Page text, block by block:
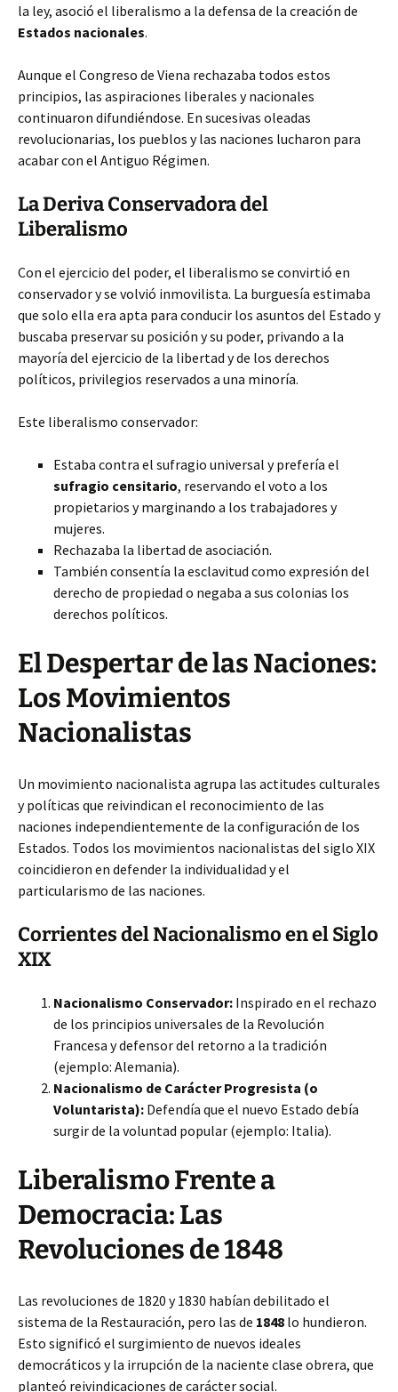
la ley, asoció el liberalismo a la defensa de la creación de
Estados nacionales.
Aunque el Congreso de Viena rechazaba todos estos
principios, las aspiraciones liberales y nacionales
continuaron difundiéndose. En sucesivas oleadas
revolucionarias, los pueblos y las naciones lucharon para
acabar con el Antiguo Régimen.
La Deriva Conservadora del
Liberalismo
Con el ejercicio del poder, el liberalismo se convirtió en
conservador y se volvió inmovilista. La burguesía estimaba
que solo ella era apta para conducir los asuntos del Estado y
buscaba preservar su posición y su poder, privando a la
mayoría del ejercicio de la libertad y de los derechos
políticos, privilegios reservados a una minoría.
Este liberalismo conservador:
Estaba contra el sufragio universal y prefería el
sufragio censitario, reservando el voto a los
propietarios y marginando a los trabajadores y
mujeres.
Rechazaba la libertad de asociación.
También consentía la esclavitud como expresión del
derecho de propiedad o negaba a sus colonias los
derechos políticos.
El Despertar de las Naciones:
Los Movimientos
Nacionalistas
Un movimiento nacionalista agrupa las actitudes culturales
y políticas que reivindican el reconocimiento de las
naciones independientemente de la configuración de los
Estados. Todos los movimientos nacionalistas del siglo XIX
coincidieron en defender la individualidad y el
particularismo de las naciones.
Corrientes del Nacionalismo en el Siglo
XIX
Nacionalismo Conservador: Inspirado en el rechazo
de los principios universales de la Revolución
Francesa y defensor del retorno a la tradición
(ejemplo: Alemania).
Nacionalismo de Carácter Progresista (o
Voluntarista): Defendía que el nuevo Estado debía
surgir de la voluntad popular (ejemplo: Italia).
Liberalismo Frente a
Democracia: Las
Revoluciones de 1848
Las revoluciones de 1820 y 1830 habían debilitado el
sistema de la Restauración, pero las de 1848 lo hundieron.
Esto significó el surgimiento de nuevos ideales
democráticos y la irrupción de la naciente clase obrera, que
planteó reivindicaciones de carácter social.